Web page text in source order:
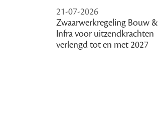
21-07-2026
Zwaarwerkregeling Bouw &
Infra voor uitzendkrachten
verlengd tot en met 2027